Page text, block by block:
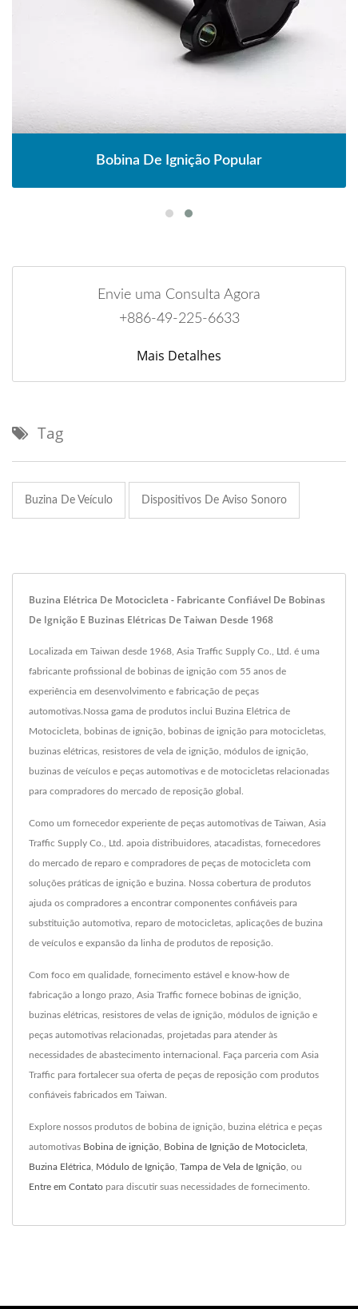
Bobina De Ignição Popular
Envie uma Consulta Agora
+886-49-225-6633
Mais Detalhes
Tag
Buzina De Veículo Dispositivos De Aviso Sonoro
Buzina Elétrica De Motocicleta - Fabricante Confiável De Bobinas
De Ignição E Buzinas Elétricas De Taiwan Desde 1968
Localizada em Taiwan desde 1968, Asia Traffic Supply Co., Ltd. é uma
fabricante profissional de bobinas de ignição com 55 anos de
experiência em desenvolvimento e fabricação de peças
automotivas.Nossa gama de produtos inclui Buzina Elétrica de
Motocicleta, bobinas de ignição, bobinas de ignição para motocicletas,
buzinas elétricas, resistores de vela de ignição, módulos de ignição,
buzinas de veículos e peças automotivas e de motocicletas relacionadas
para compradores do mercado de reposição global.
Como um fornecedor experiente de peças automotivas de Taiwan, Asia
Traffic Supply Co., Ltd. apoia distribuidores, atacadistas, fornecedores
do mercado de reparo e compradores de peças de motocicleta com
soluções práticas de ignição e buzina. Nossa cobertura de produtos
ajuda os compradores a encontrar componentes confiáveis para
substituição automotiva, reparo de motocicletas, aplicações de buzina
de veículos e expansão da linha de produtos de reposição.
Com foco em qualidade, fornecimento estável e know-how de
fabricação a longo prazo, Asia Traffic fornece bobinas de ignição,
buzinas elétricas, resistores de velas de ignição, módulos de ignição e
peças automotivas relacionadas, projetadas para atender às
necessidades de abastecimento internacional. Faça parceria com Asia
Traffic para fortalecer sua oferta de peças de reposição com produtos
confiáveis fabricados em Taiwan.
Explore nossos produtos de bobina de ignição, buzina elétrica e peças
automotivas Bobina de ignição Bobina de Ignição de Motocicleta
Buzina Elétrica Módulo de Ignição Tampa de Vela de Ignição , ou
Entre em Contato para discutir suas necessidades de fornecimento.